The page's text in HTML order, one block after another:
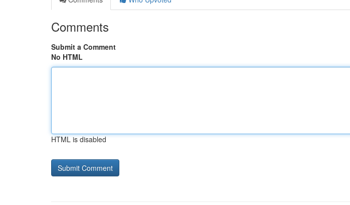
Comments
Submit a Comment
No HTML
HTML is disabled